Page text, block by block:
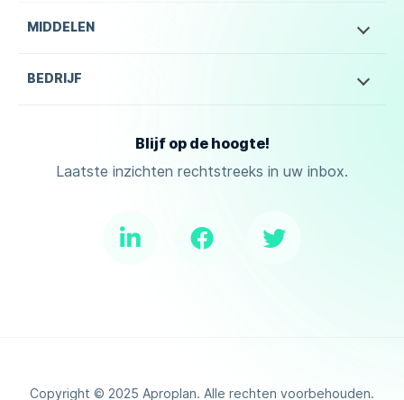
MIDDELEN
BEDRIJF
Blijf op de hoogte!
Laatste inzichten rechtstreeks in uw inbox.
Copyright © 2025 Aproplan. Alle rechten voorbehouden.